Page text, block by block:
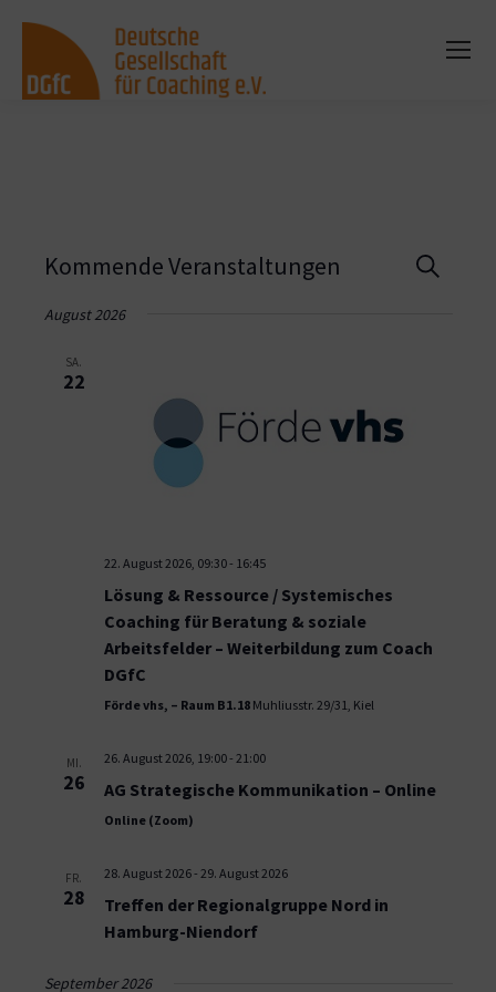
Suche
Kommende Veranstaltungen
August 2026
SA.
22
22. August 2026, 09:30- 16:45
Lösung & Ressource / Systemisches
Coaching für Beratung & soziale
Arbeitsfelder – Weiterbildung zum Coach
DGfC
Förde vhs, – Raum B1.18 Muhliusstr. 29/31, Kiel
MI.
26
26. August 2026, 19:00- 21:00
AG Strategische Kommunikation – Online
Online (Zoom)
FR.
28
28. August 2026- 29. August 2026
Treffen der Regionalgruppe Nord in
Hamburg-Niendorf
September 2026